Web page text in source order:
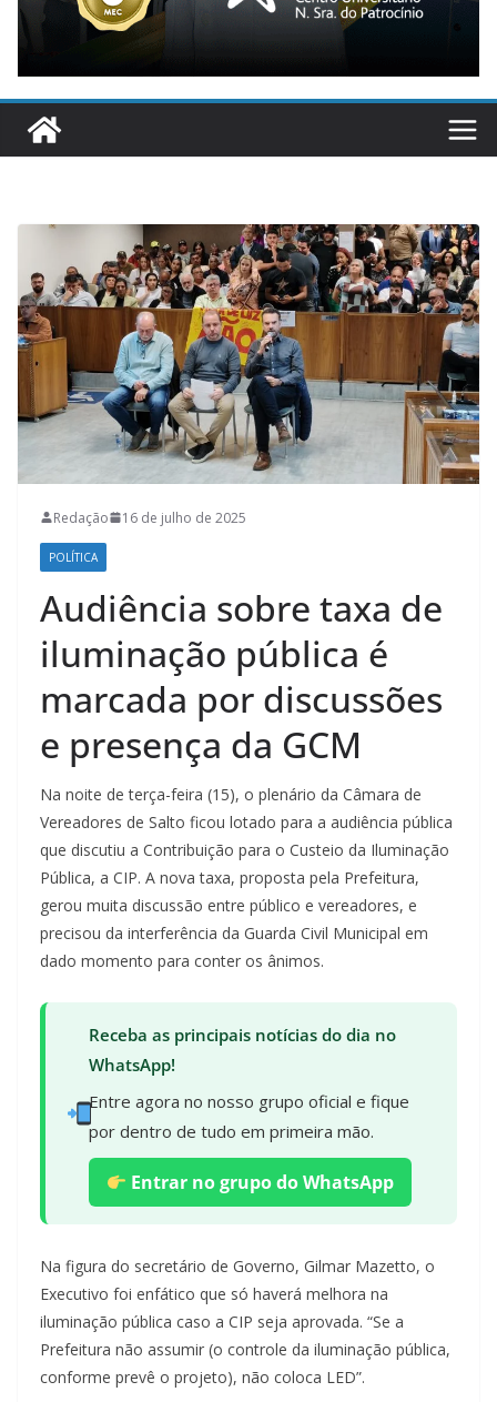
Redação 16 de julho de 2025
POLÍTICA
Audiência sobre taxa de
iluminação pública é
marcada por discussões
e presença da GCM
Na noite de terça-feira (15), o plenário da Câmara de
Vereadores de Salto ficou lotado para a audiência pública
que discutiu a Contribuição para o Custeio da Iluminação
Pública, a CIP. A nova taxa, proposta pela Prefeitura,
gerou muita discussão entre público e vereadores, e
precisou da interferência da Guarda Civil Municipal em
dado momento para conter os ânimos.
Receba as principais notícias do dia no
WhatsApp!
Entre agora no nosso grupo oficial e fique
por dentro de tudo em primeira mão.
Entrar no grupo do WhatsApp
Na figura do secretário de Governo, Gilmar Mazetto, o
Executivo foi enfático que só haverá melhora na
iluminação pública caso a CIP seja aprovada. “Se a
Prefeitura não assumir (o controle da iluminação pública,
conforme prevê o projeto), não coloca LED”.